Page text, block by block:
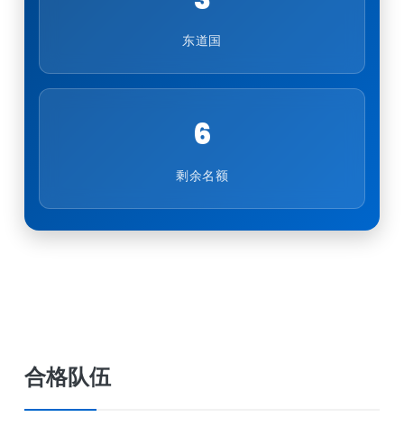
东道国
6
剩余名额
合格队伍